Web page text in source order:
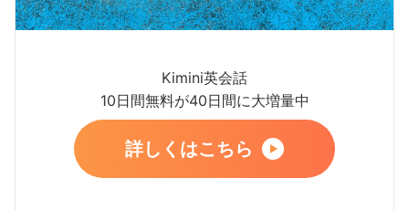
Kimini英会話
10日間無料が40日間に大増量中
詳しくはこちら